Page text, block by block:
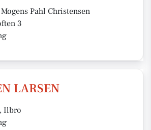
Pahl Christensen
3
LARSEN
Ilbro